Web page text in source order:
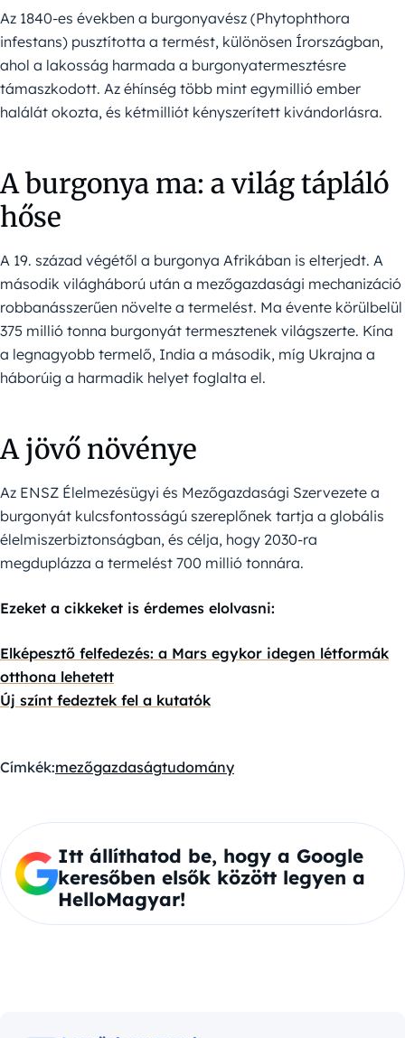
Az 1840-es években a burgonyavész (Phytophthora
infestans) pusztította a termést, különösen Írországban,
ahol a lakosság harmada a burgonyatermesztésre
támaszkodott. Az éhínség több mint egymillió ember
halálát okozta, és kétmilliót kényszerített kivándorlásra.
A burgonya ma: a világ tápláló
hőse
A 19. század végétől a burgonya Afrikában is elterjedt. A
második világháború után a mezőgazdasági mechanizáció
robbanásszerűen növelte a termelést. Ma évente körülbelül
375 millió tonna burgonyát termesztenek világszerte. Kína
a legnagyobb termelő, India a második, míg Ukrajna a
háborúig a harmadik helyet foglalta el.
A jövő növénye
Az ENSZ Élelmezésügyi és Mezőgazdasági Szervezete a
burgonyát kulcsfontosságú szereplőnek tartja a globális
élelmiszerbiztonságban, és célja, hogy 2030-ra
megduplázza a termelést 700 millió tonnára.
Ezeket a cikkeket is érdemes elolvasni:
Elképesztő felfedezés: a Mars egykor idegen létformák
otthona lehetett
Új színt fedeztek fel a kutatók
Címkék:mezőgazdaságtudomány
Itt állíthatod be, hogy a Google
keresőben elsők között legyen a
HelloMagyar!